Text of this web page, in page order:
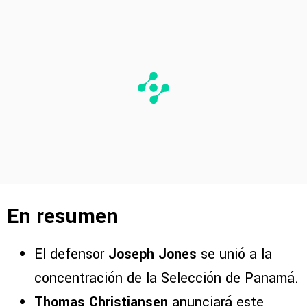
En resumen
El defensor Joseph Jones se unió a la
concentración de la Selección de Panamá.
Thomas Christiansen anunciará este